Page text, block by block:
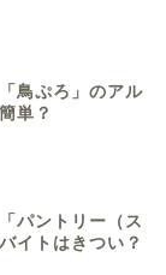
鳥ぷろ」のアル
単？
パントリー（ス
イトはきつい？